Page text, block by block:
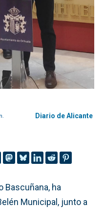
Diario de Alicante
Bascuñana, ha
Municipal, junto a